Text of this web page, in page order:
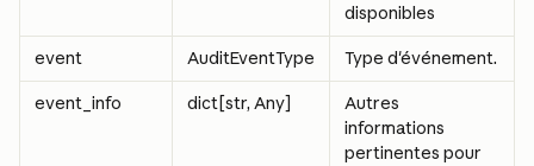
disponibles
event AuditEventType Type d'événement.
event_info dict[str, Any]
Autres
informations
pertinentes pour